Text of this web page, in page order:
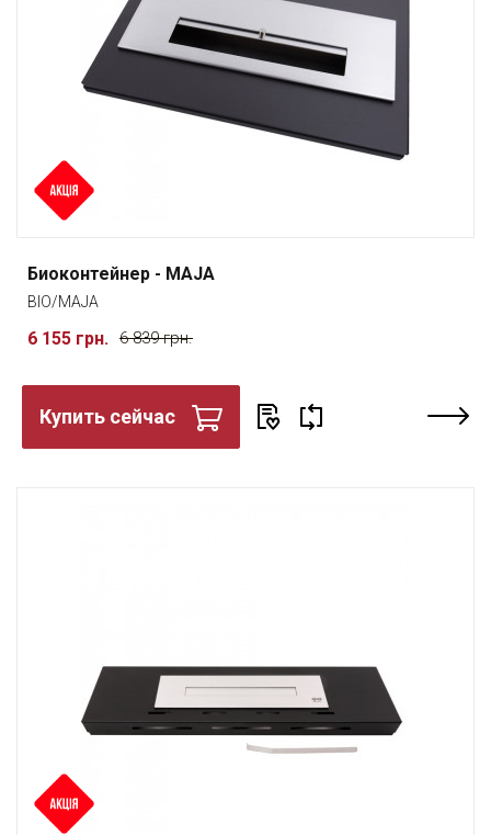
Биоконтейнер - MAJA
BIO/MAJA
6 155 грн. 6 839 грн.
Купить сейчас